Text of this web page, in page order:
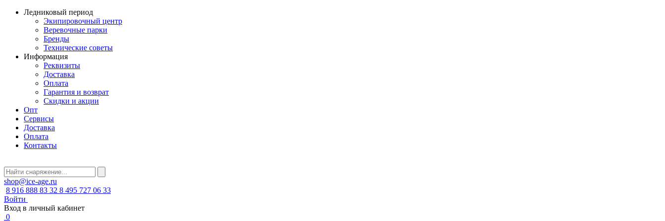
Ледниковый период
Экипировочный центр
Веревочные парки
Бренды
Технические советы
Информация
Реквизиты
Доставка
Оплата
Гарантия и возврат
Скидки и акции
Опт
Сервисы
Доставка
Оплата
Контакты
shop@ice-age.ru
8 916 888 83 32 8 495 727 06 33
Войти
Вход в личный кабинет
0